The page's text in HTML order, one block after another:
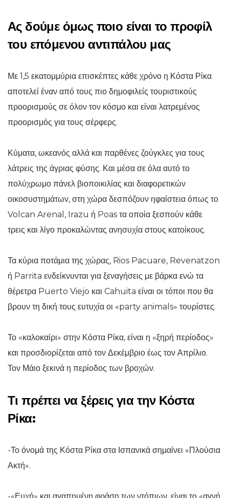
Ας δούμε όμως ποιο είναι το προφίλ
του επόμενου αντιπάλου μας
Με 1,5 εκατομμύρια επισκέπτες κάθε χρόνο η Κόστα Ρίκα
αποτελεί έναν από τους πιο δημοφιλείς τουριστικούς
προορισμούς σε όλον τον κόσμο και είναι λατρεμένος
προορισμός για τους σέρφερς.
Κύματα, ωκεανός αλλά και παρθένες ζούγκλες για τους
λάτρεις της άγριας φύσης. Και μέσα σε όλα αυτό το
πολύχρωμο πάνελ βιοποικιλίας και διαφορετικών
οικοσυστημάτων, στη χώρα δεσπόζουν ηφαίστεια όπως το
Volcan Arenal, Irazu ή Poas τα οποία ξεσπούν κάθε
τρεις και λίγο προκαλώντας ανησυχία στους κατοίκους.
Τα κύρια ποτάμια της χώρας, Rios Pacuare, Revenatzon
ή Parrita ενδείκνυνται για ξεναγήσεις με βάρκα ενώ τα
θέρετρα Puerto Viejo και Cahuita είναι οι τόποι που θα
βρουν τη δική τους ευτυχία οι «party animals» τουρίστες.
Το «καλοκαίρι» στην Κόστα Ρίκα, είναι η «ξηρή περίοδος»
και προσδιορίζεται από τον Δεκέμβριο έως τον Απρίλιο.
Τον Μάιο ξεκινά η περίοδος των βροχών.
Τι πρέπει να ξέρεις για την Κόστα
Ρίκα:
-Το όνομά της Κόστα Ρίκα στα Ισπανικά σημαίνει «Πλούσια
Ακτή».